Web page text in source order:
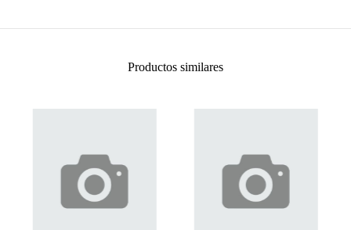
Productos similares